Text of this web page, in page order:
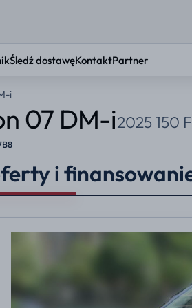
Śledź dostawęKontaktPartner
KONFIGURATOR
Ustaw
36 mies. 48
i
07 DM-i2025 150
i